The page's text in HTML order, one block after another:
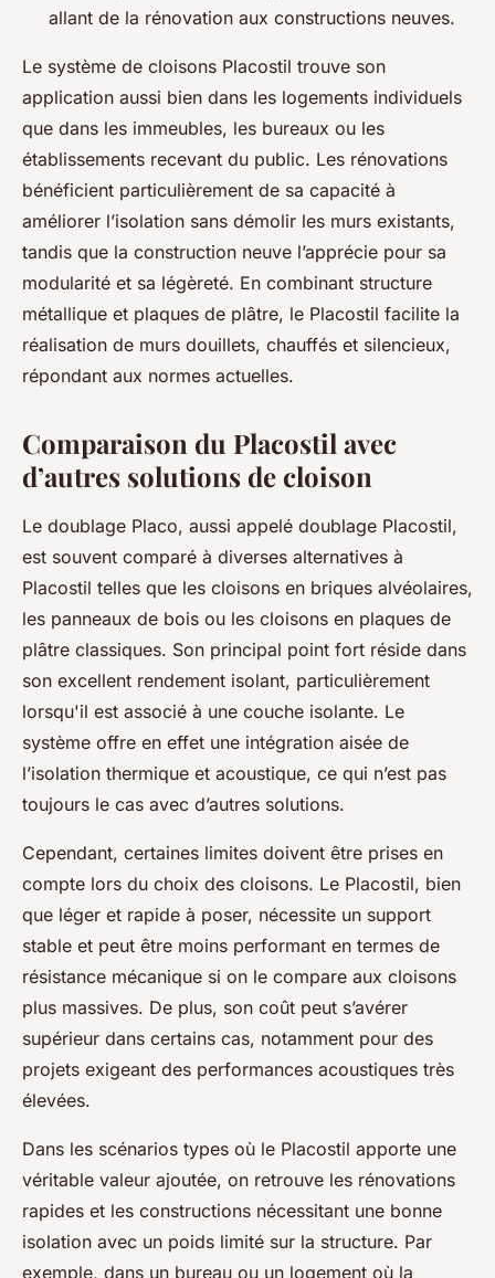
allant de la rénovation aux constructions neuves.
Le système de cloisons Placostil trouve son
application aussi bien dans les logements individuels
que dans les immeubles, les bureaux ou les
établissements recevant du public. Les rénovations
bénéficient particulièrement de sa capacité à
améliorer l’isolation sans démolir les murs existants,
tandis que la construction neuve l’apprécie pour sa
modularité et sa légèreté. En combinant structure
métallique et plaques de plâtre, le Placostil facilite la
réalisation de murs douillets, chauffés et silencieux,
répondant aux normes actuelles.
Comparaison du Placostil avec
d’autres solutions de cloison
Le doublage Placo, aussi appelé doublage Placostil,
est souvent comparé à diverses alternatives à
Placostil telles que les cloisons en briques alvéolaires,
les panneaux de bois ou les cloisons en plaques de
plâtre classiques. Son principal point fort réside dans
son excellent rendement isolant, particulièrement
lorsqu'il est associé à une couche isolante. Le
système offre en effet une intégration aisée de
l’isolation thermique et acoustique, ce qui n’est pas
toujours le cas avec d’autres solutions.
Cependant, certaines limites doivent être prises en
compte lors du choix des cloisons. Le Placostil, bien
que léger et rapide à poser, nécessite un support
stable et peut être moins performant en termes de
résistance mécanique si on le compare aux cloisons
plus massives. De plus, son coût peut s’avérer
supérieur dans certains cas, notamment pour des
projets exigeant des performances acoustiques très
élevées.
Dans les scénarios types où le Placostil apporte une
véritable valeur ajoutée, on retrouve les rénovations
rapides et les constructions nécessitant une bonne
isolation avec un poids limité sur la structure. Par
exemple, dans un bureau ou un logement où la